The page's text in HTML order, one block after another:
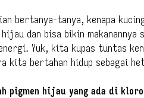
bertanya-tanya, kenapa
hijau dan bisa bikin
Yuk, kita kupas tuntas
kita bertahan hidup sebagai
pigmen hijau yang ada di